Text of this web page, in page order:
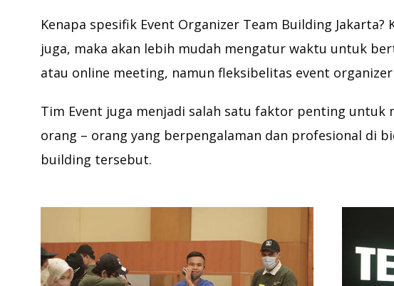
Kenapa spesifik Event Organizer Team Building
juga, maka akan lebih mudah mengatur waktu untuk
atau online meeting, namun fleksibelitas event
Tim Event juga menjadi salah satu faktor penting untuk
orang – orang yang berpengalaman dan profesional di
building tersebut.